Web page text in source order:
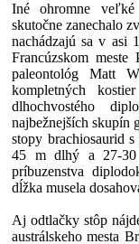
Iné ohromne veľké
skutočne zanechalo
nachádzajú sa v asi
Francúzskom
paleontológ Matt
kompletných
dlhochvostého
najbežnejších skupín
stopy brachiosaurid
45 m dlhý a 27-
príbuzenstva
dĺžka musela
Aj odtlačky stôp
austrálskeho mesta